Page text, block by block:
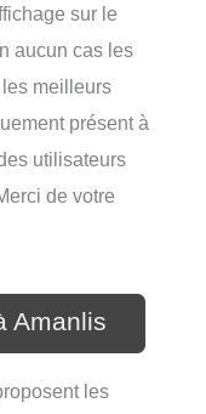
sur le
aucun cas les
meilleurs
présent à
utilisateurs
de votre
Amanlis
les